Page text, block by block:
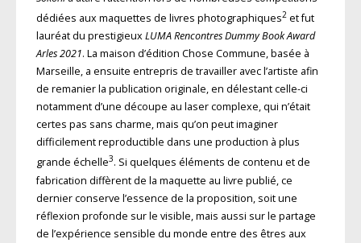
dédiées aux maquettes de livres photographiques2et fut
lauréat du prestigieux LUMA Rencontres Dummy Book Award
Arles 2021. La maison d’édition Chose Commune, basée à
Marseille, a ensuite entrepris de travailler avec l’artiste afin
de remanier la publication originale, en délestant celle-ci
notamment d’une découpe au laser complexe, qui n’était
certes pas sans charme, mais qu’on peut imaginer
difficilement reproductible dans une production à plus
grande échelle3. Si quelques éléments de contenu et de
fabrication diffèrent de la maquette au livre publié, ce
dernier conserve l’essence de la proposition, soit une
réflexion profonde sur le visible, mais aussi sur le partage
de l’expérience sensible du monde entre des êtres aux